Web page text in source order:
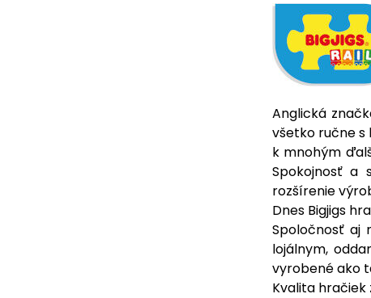
Anglická
všetko ručne s
k mnohým
Spokojnosť a
rozšírenie
Dnes Bigjigs
Spoločnosť aj
lojálnym,
vyrobené ako
Kvalita hračiek